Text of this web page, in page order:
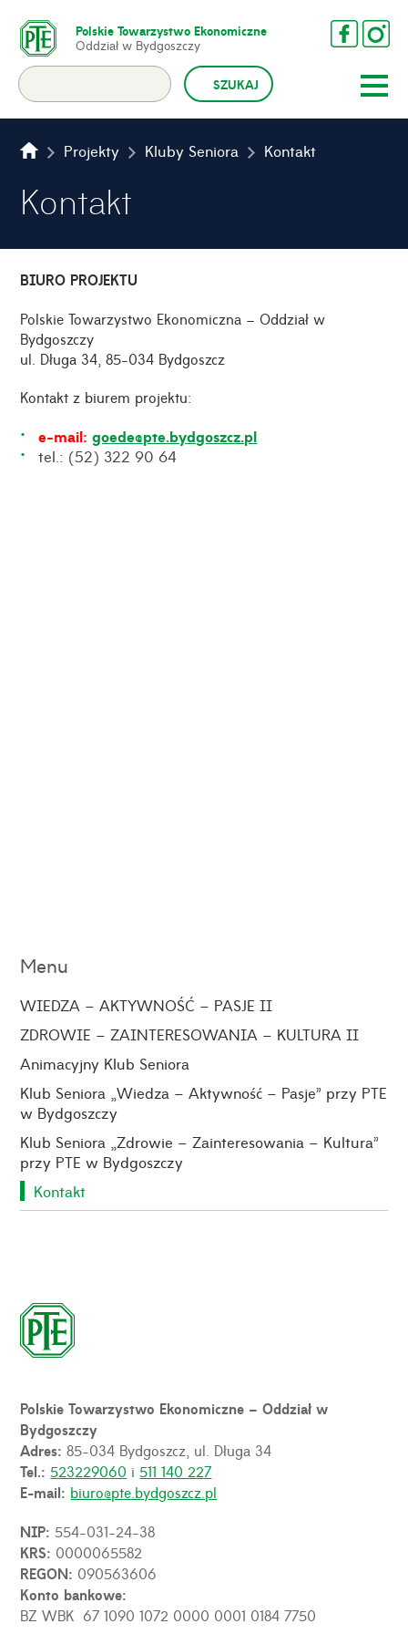
Polskie Towarzystwo Ekonomiczne
Oddział w Bydgoszczy
Projekty Kluby Seniora Kontakt
Kontakt
BIURO PROJEKTU
Polskie Towarzystwo Ekonomiczna – Oddział w
Bydgoszczy
ul. Długa 34, 85-034 Bydgoszcz
Kontakt z biurem projektu:
e-mail:goede@pte.bydgoszcz.pl
tel.: (52) 322 90 64
Menu
WIEDZA – AKTYWNOŚĆ – PASJE II
ZDROWIE – ZAINTERESOWANIA – KULTURA II
Animacyjny Klub Seniora
Klub Seniora „Wiedza – Aktywność – Pasje” przy PTE
w Bydgoszczy
Klub Seniora „Zdrowie – Zainteresowania – Kultura”
przy PTE w Bydgoszczy
Kontakt
Polskie Towarzystwo Ekonomiczne – Oddział w
Bydgoszczy
Adres:85-034 Bydgoszcz, ul. Długa 34
Tel.:523229060 i511 140 227
E-mail: biuro@pte.bydgoszcz.pl
NIP:554-031-24-38
KRS: 0000065582
REGON: 090563606
Konto bankowe:
BZ WBK 67 1090 1072 0000 0001 0184 7750